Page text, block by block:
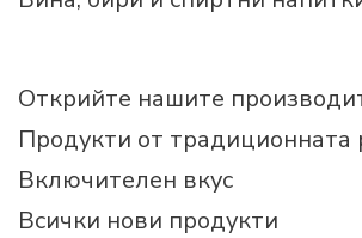
Открийте нашите
Продукти от традиционната
Включителен вкус
Всички нови продукти